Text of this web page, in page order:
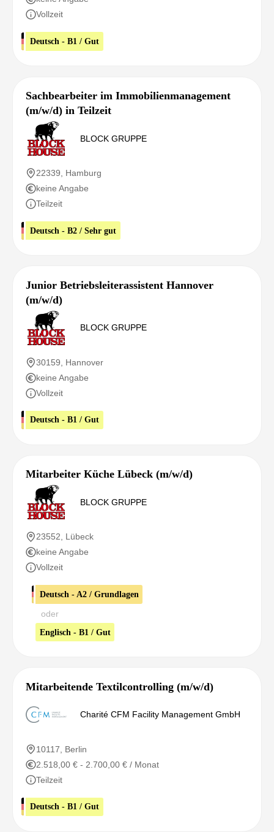
Vollzeit
Deutsch - B1 / Gut
Sachbearbeiter im Immobilienmanagement
(m/w/d) in Teilzeit
BLOCK GRUPPE
22339, Hamburg
keine Angabe
Teilzeit
Deutsch - B2 / Sehr gut
Junior Betriebsleiterassistent Hannover
(m/w/d)
BLOCK GRUPPE
30159, Hannover
keine Angabe
Vollzeit
Deutsch - B1 / Gut
Mitarbeiter Küche Lübeck (m/w/d)
BLOCK GRUPPE
23552, Lübeck
keine Angabe
Vollzeit
Deutsch - A2 / Grundlagen
oder
Englisch - B1 / Gut
Mitarbeitende Textilcontrolling (m/w/d)
Charité CFM Facility Management GmbH
10117, Berlin
2.518,00 € - 2.700,00 € / Monat
Teilzeit
Deutsch - B1 / Gut